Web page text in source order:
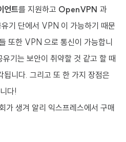
언트를 지원하고 OpenVPN 과
기 단에서 VPN 이 가능하기 때문
또한 VPN 으로 통신이 가능합니
기는 보안이 취약할 것 같고 할 때
니다. 그리고 또 한 가지 장점은
다!
가 생겨 알리 익스프레스에서 구매